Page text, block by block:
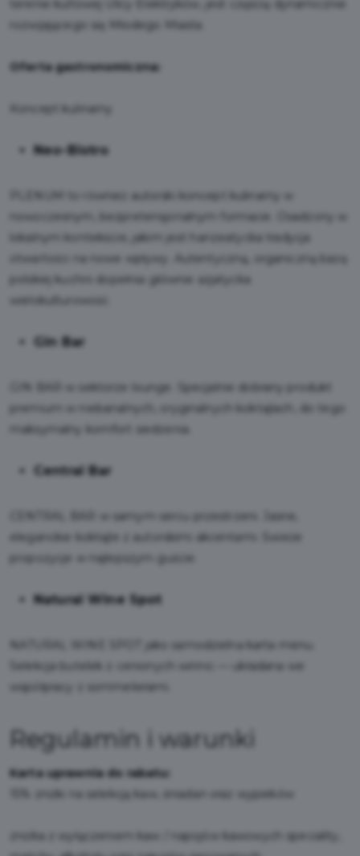
terenie kultowej Ulicy Elektryków, jest częścią dynamicznie
rozwijającego się Młodego Miasta.
Oferta gastronomiczna:
Koncept kulinarny
Neo-Bistro
PLENUM to również autorski koncept kulinarny w
nowoczesnym, bezpretensjonalnym formacie. Osadzony w
lokalnym kontekście, jakim jest hanzeatycka tradycja
otwartości na nowe wpływy. Autentyczną, organiczną bazę
polskiej kuchni dopełnia głównie azjatycka
wielokulturowość.
Gin Bar
GIN BAR w sektorze lounge. Specjalnie dobrany produkt
premium w niebanalnych, oryginalnych koktajlach, do tego
maksymalny komfort siedzenia.
Central Bar
CENTRAL BAR w samym sercu przestrzeni. Jasne,
eleganckie koktajle z autorskimi akcentami. Świeże
propozycje w najlepszym guście.
Natural Wine Spot
NATURAL WINE SPOT jako samodzielna karta menu.
Selekcja butelek z cenionych winnic — układana we
współpracy z sommelierami.
Regulamin i warunki
Karta uprawnia do rabatu:
15% zniżki na selekcję kaw, śniadań oraz wypieków
zniżka z wyłączeniem kaw / napojów kawowych speciality,